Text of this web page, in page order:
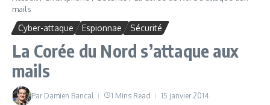
mails
Cyber-attaque Espionnae Sécurité
La Corée du Nord s’attaque aux
mails
Par Damien Bancal 1 Mins Read 15 janvier 2014